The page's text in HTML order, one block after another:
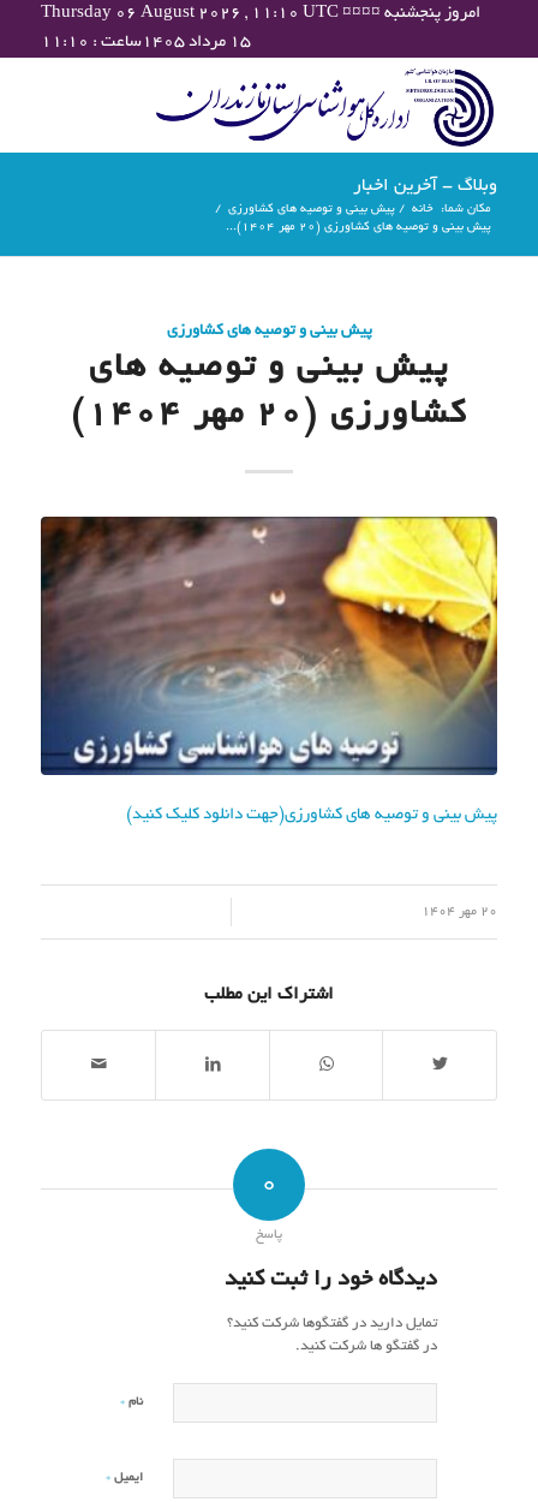
Thursday 06 August 2026 , 11:10 UTC ¤¤¤¤ امروز پنجشنبه
۱۵ مرداد ۱۴۰۵ساعت : ۱۱:۱۰
وبلاگ - آخرین اخبار
مکان شما: خانه / پیش بینی و توصیه های کشاورزی /
پیش بینی و توصیه های کشاورزی (20 مهر ۱۴۰۴)...
پیش بینی و توصیه های کشاورزی
پیش بینی و توصیه های
کشاورزی (20 مهر ۱۴۰۴)
پیش بینی و توصیه های کشاورزی(جهت دانلود کلیک کنید)
20 مهر 1404
اشتراک این مطلب
0
پاسخ
دیدگاه خود را ثبت کنید
تمایل دارید در گفتگوها شرکت کنید؟
در گفتگو ها شرکت کنید.
نام *
ایمیل *